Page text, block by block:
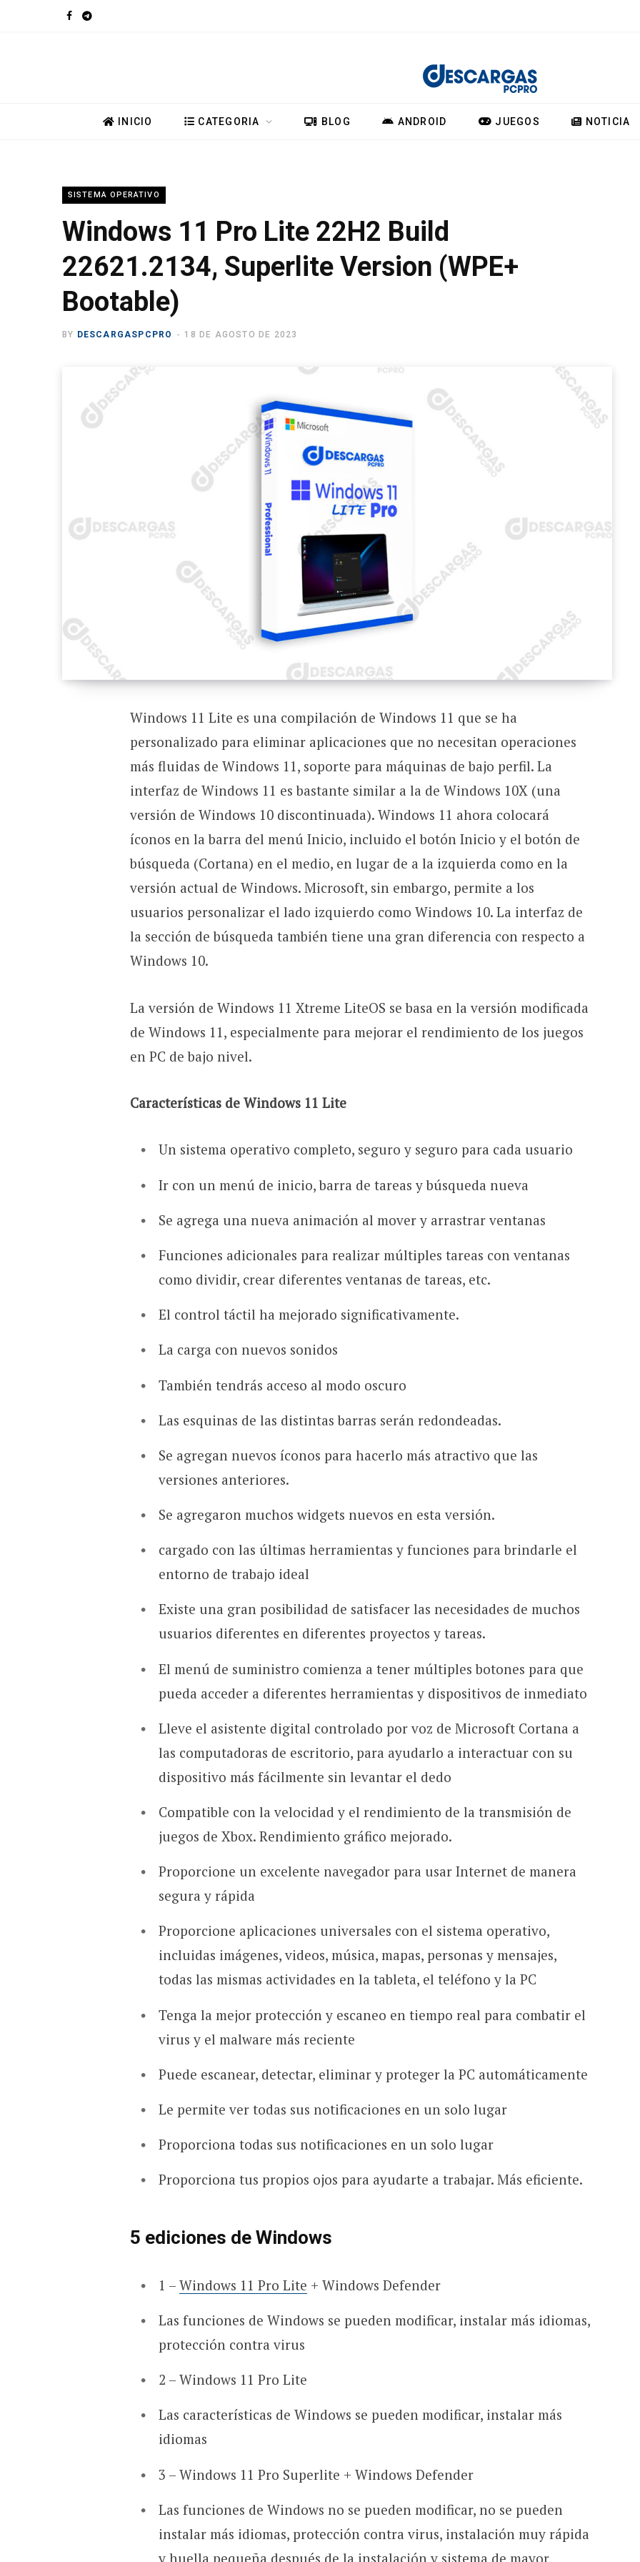
F
o
k
T
a
INICIO CATEGORIA BLOG ANDROID JUEGOS NOTICIA
SISTEMA OPERATIVO
Windows 11 Pro Lite 22H2 Build
22621.2134, Superlite Version (WPE+
Bootable)
BY DESCARGASPCPRO 18 DE AGOSTO DE 2023
Windows 11 Lite es una compilación de Windows 11 que se ha
personalizado para eliminar aplicaciones que no necesitan operaciones
más fluidas de Windows 11, soporte para máquinas de bajo perfil. La
interfaz de Windows 11 es bastante similar a la de Windows 10X (una
versión de Windows 10 discontinuada). Windows 11 ahora colocará
íconos en la barra del menú Inicio, incluido el botón Inicio y el botón de
búsqueda (Cortana) en el medio, en lugar de a la izquierda como en la
versión actual de Windows. Microsoft, sin embargo, permite a los
usuarios personalizar el lado izquierdo como Windows 10. La interfaz de
la sección de búsqueda también tiene una gran diferencia con respecto a
Windows 10.
La versión de Windows 11 Xtreme LiteOS se basa en la versión modificada
de Windows 11, especialmente para mejorar el rendimiento de los juegos
en PC de bajo nivel.
Características de Windows 11 Lite
Un sistema operativo completo, seguro y seguro para cada usuario
Ir con un menú de inicio, barra de tareas y búsqueda nueva
Se agrega una nueva animación al mover y arrastrar ventanas
Funciones adicionales para realizar múltiples tareas con ventanas
como dividir, crear diferentes ventanas de tareas, etc.
El control táctil ha mejorado significativamente.
La carga con nuevos sonidos
También tendrás acceso al modo oscuro
Las esquinas de las distintas barras serán redondeadas.
Se agregan nuevos íconos para hacerlo más atractivo que las
versiones anteriores.
Se agregaron muchos widgets nuevos en esta versión.
cargado con las últimas herramientas y funciones para brindarle el
entorno de trabajo ideal
Existe una gran posibilidad de satisfacer las necesidades de muchos
usuarios diferentes en diferentes proyectos y tareas.
El menú de suministro comienza a tener múltiples botones para que
pueda acceder a diferentes herramientas y dispositivos de inmediato
Lleve el asistente digital controlado por voz de Microsoft Cortana a
las computadoras de escritorio, para ayudarlo a interactuar con su
dispositivo más fácilmente sin levantar el dedo
Compatible con la velocidad y el rendimiento de la transmisión de
juegos de Xbox. Rendimiento gráfico mejorado.
Proporcione un excelente navegador para usar Internet de manera
segura y rápida
Proporcione aplicaciones universales con el sistema operativo,
incluidas imágenes, videos, música, mapas, personas y mensajes,
todas las mismas actividades en la tableta, el teléfono y la PC
Tenga la mejor protección y escaneo en tiempo real para combatir el
virus y el malware más reciente
Puede escanear, detectar, eliminar y proteger la PC automáticamente
Le permite ver todas sus notificaciones en un solo lugar
Proporciona todas sus notificaciones en un solo lugar
Proporciona tus propios ojos para ayudarte a trabajar. Más eficiente.
5 ediciones de Windows
1 – Windows 11 Pro Lite + Windows Defender
Las funciones de Windows se pueden modificar, instalar más idiomas,
protección contra virus
2 – Windows 11 Pro Lite
Las características de Windows se pueden modificar, instalar más
idiomas
3 – Windows 11 Pro Superlite + Windows Defender
Las funciones de Windows no se pueden modificar, no se pueden
instalar más idiomas, protección contra virus, instalación muy rápida
y huella pequeña después de la instalación y sistema de mayor